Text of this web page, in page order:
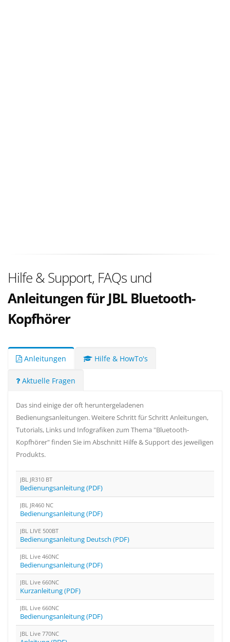
Hilfe & Support, FAQs und
Anleitungen für JBL Bluetooth-
Kopfhörer
Anleitungen Hilfe & HowTo's
Aktuelle Fragen
Das sind einige der oft heruntergeladenen
Bedienungsanleitungen. Weitere Schritt für Schritt Anleitungen,
Tutorials, Links und Infografiken zum Thema "Bluetooth-
Kopfhörer" finden Sie im Abschnitt Hilfe & Support des jeweiligen
Produkts.
JBL JR310 BT
Bedienungsanleitung (PDF)
JBL JR460 NC
Bedienungsanleitung (PDF)
JBL LIVE 500BT
Bedienungsanleitung Deutsch (PDF)
JBL Live 460NC
Bedienungsanleitung (PDF)
JBL Live 660NC
Kurzanleitung (PDF)
JBL Live 660NC
Bedienungsanleitung (PDF)
JBL Live 770NC